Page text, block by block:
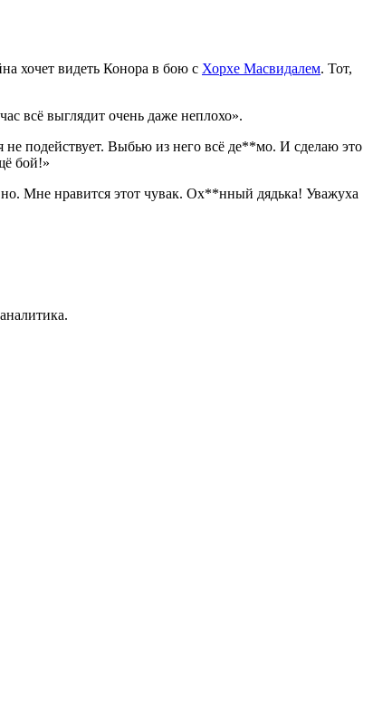
хочет видеть Конора в бою с Хорхе Масвидалем. Тот,
всё выглядит очень даже неплохо».
не подействует. Выбью из него всё де**мо. И сделаю это
бой!»
Мне нравится этот чувак. Ох**нный дядька! Уважуха